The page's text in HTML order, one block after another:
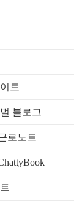
트
블로그
로노트